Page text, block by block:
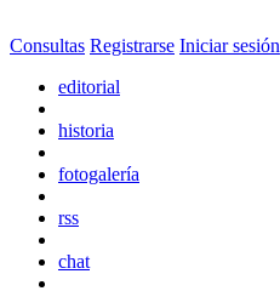
Consultas Registrarse Iniciar sesión
editorial
historia
fotogalería
rss
chat